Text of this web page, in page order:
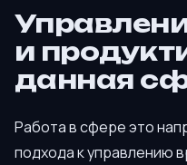
и
данная
Работа в сфере это
подхода к управлению